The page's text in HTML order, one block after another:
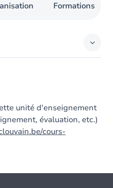
Formations
unité d'enseignement
évaluation, etc.)
cours-